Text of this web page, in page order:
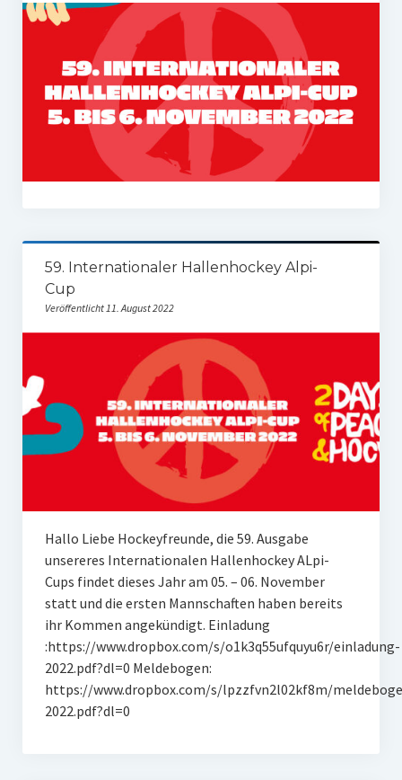
59. Internationaler Hallenhockey Alpi-
Cup
Veröffentlicht 11. August 2022
Hallo Liebe Hockeyfreunde, die 59. Ausgabe
unsereres Internationalen Hallenhockey ALpi-
Cups findet dieses Jahr am 05. – 06. November
statt und die ersten Mannschaften haben bereits
ihr Kommen angekündigt. Einladung
:https://www.dropbox.com/s/o1k3q55ufquyu6r/einladung-
2022.pdf?dl=0 Meldebogen:
https://www.dropbox.com/s/lpzzfvn2l02kf8m/
2022.pdf?dl=0